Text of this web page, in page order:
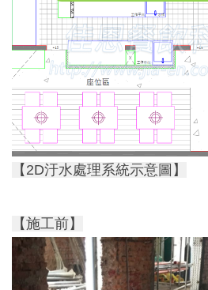
【2D汙水處理系統示意圖】
【施工前】